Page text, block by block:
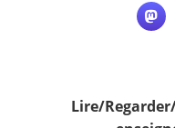
Qui sommes nous ?
Lire/